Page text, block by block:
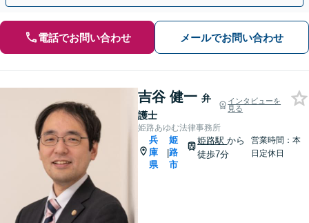
電話でお問い合わせ メールでお問い合わせ
吉谷 健一 弁
護士
インタビューを
見る
姫路あゆむ法律事務所
兵
庫
県
|
姫
路
市
姫路駅から
徒歩7分
営業時間：本
日定休日